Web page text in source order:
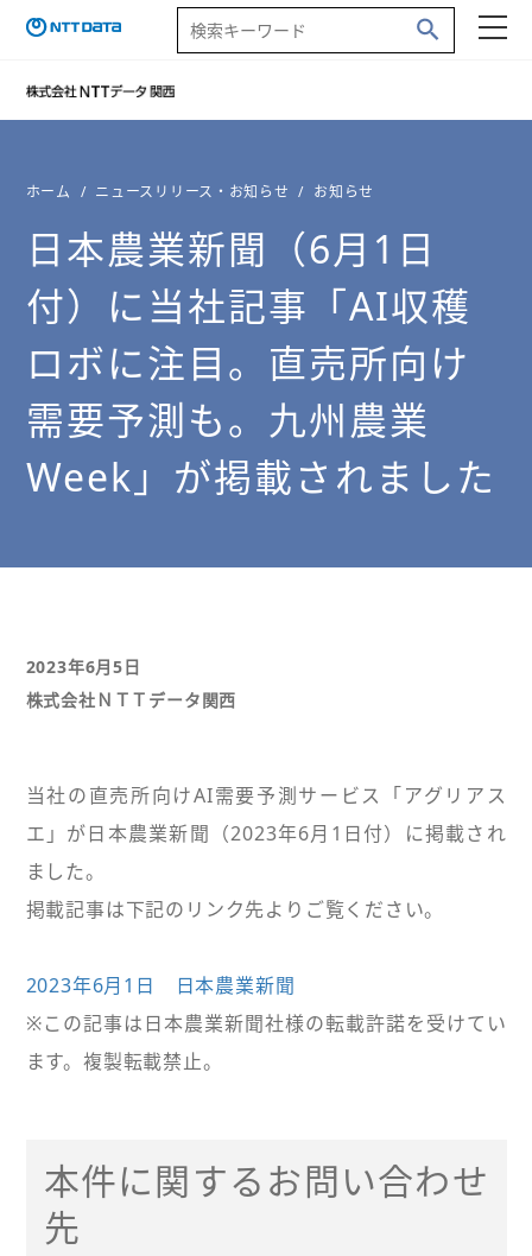
ホーム ニュースリリース・お知らせ お知らせ
日本農業新聞（6月1日
付）に当社記事「AI収穫
ロボに注目。直売所向け
需要予測も。九州農業
Week」が掲載されました
2023年6月5日
株式会社ＮＴＴデータ関西
当社の直売所向けAI需要予測サービス「アグリアス
エ」が日本農業新聞（2023年6月1日付）に掲載され
ました。
掲載記事は下記のリンク先よりご覧ください。
2023年6月1日 日本農業新聞
※この記事は日本農業新聞社様の転載許諾を受けてい
ます。複製転載禁止。
本件に関するお問い合わせ
先